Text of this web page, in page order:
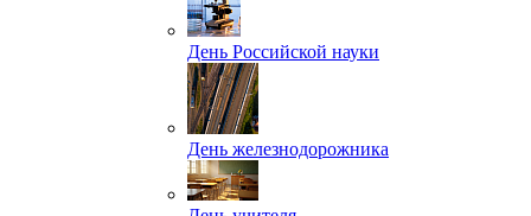
День Российской науки
День железнодорожника